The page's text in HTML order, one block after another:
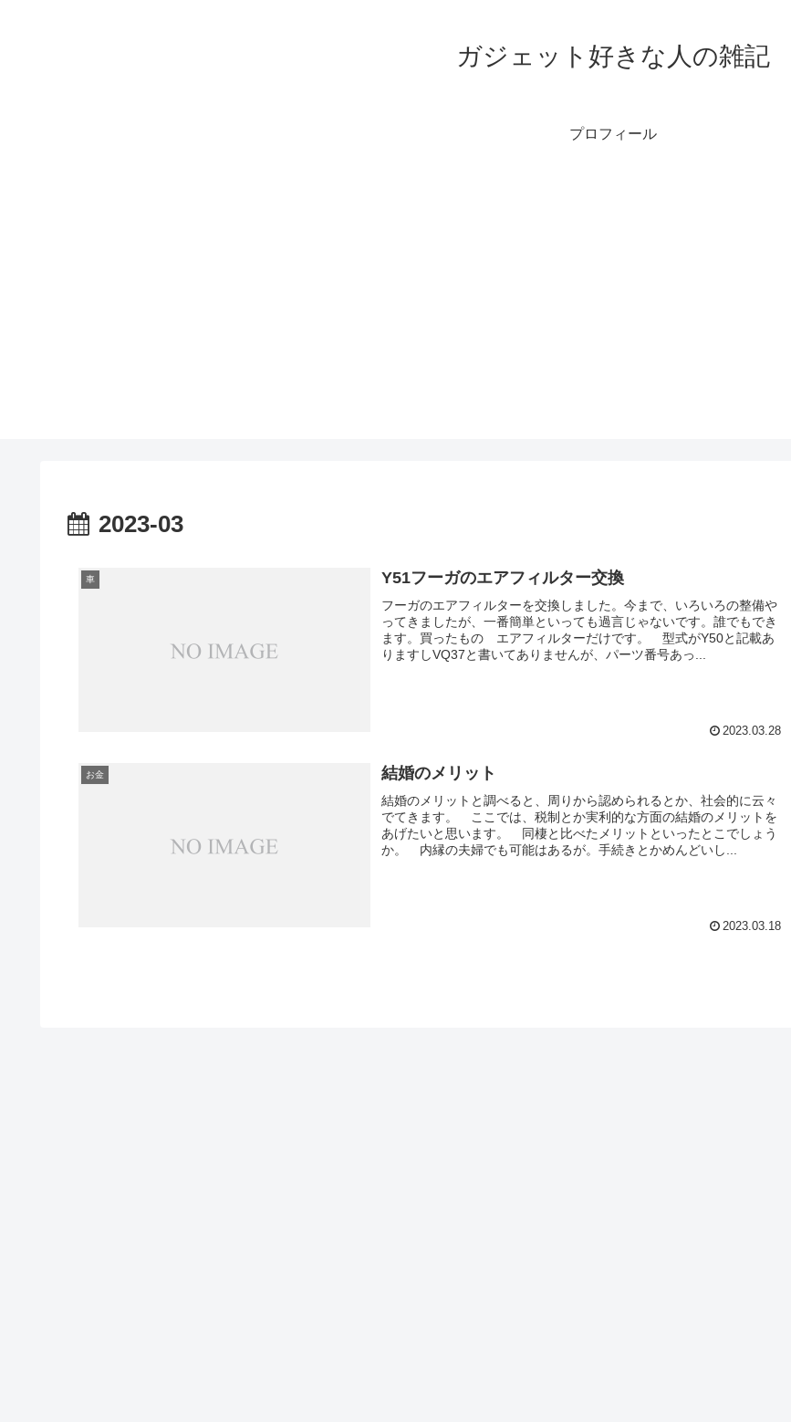
ガジェット好きな人の雑記
プロフィール
2023-03
車 Y51フーガのエアフィルター交換
フーガのエアフィルターを交換しました。今まで、いろいろの整備や
ってきましたが、一番簡単といっても過言じゃないです。誰でもでき
ます。買ったもの エアフィルターだけです。 型式がY50と記載あ
りますしVQ37と書いてありませんが、パーツ番号あっ...
2023.03.28
お金 結婚のメリット
結婚のメリットと調べると、周りから認められるとか、社会的に云々
でてきます。 ここでは、税制とか実利的な方面の結婚のメリットを
あげたいと思います。 同棲と比べたメリットといったとこでしょう
か。 内縁の夫婦でも可能はあるが。手続きとかめんどいし...
2023.03.18